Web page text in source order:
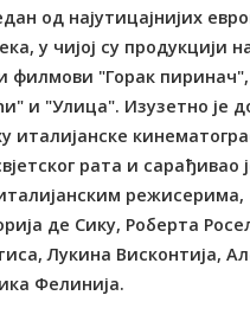
од најутицајнијих
у чијој су продукцији
филмови "Горак пиринач",
и "Улица". Изузетно је
италијанске
рата и сарађивао
режисерима,
де Сику, Роберта
Лукина Висконтија,
Фелинија.